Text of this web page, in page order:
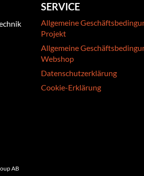
AB
SERVICE
Allgemeine
Projekt
Allgemeine
Webshop
Datenschutzerklärung
Cookie-Erklärung